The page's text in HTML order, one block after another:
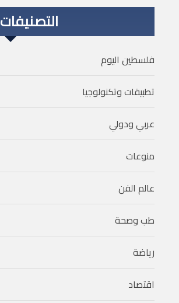
التصنيفات
فلسطين اليوم
تطبيقات وتكنولوجيا
عربي ودولي
منوعات
عالم الفن
طب وصحة
رياضة
اقتصاد